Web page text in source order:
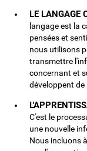
LE LANGAGE
langage est la
pensées et
nous utilisons
transmettre
concernant et
développent
C'est le
une nouvelle
Nous incluons